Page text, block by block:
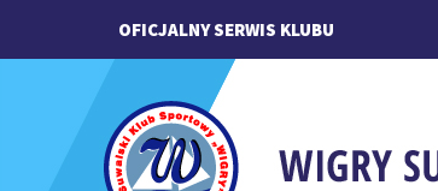
OFICJALNY SERWIS KLUBU